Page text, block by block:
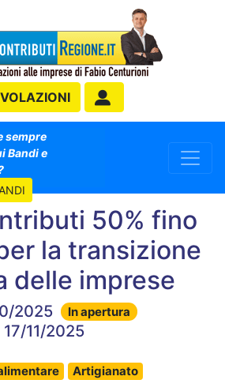
sempre
Bandi e
50% fino
la transizione
delle imprese
2025 In apertura
17/11/2025
Artigianato